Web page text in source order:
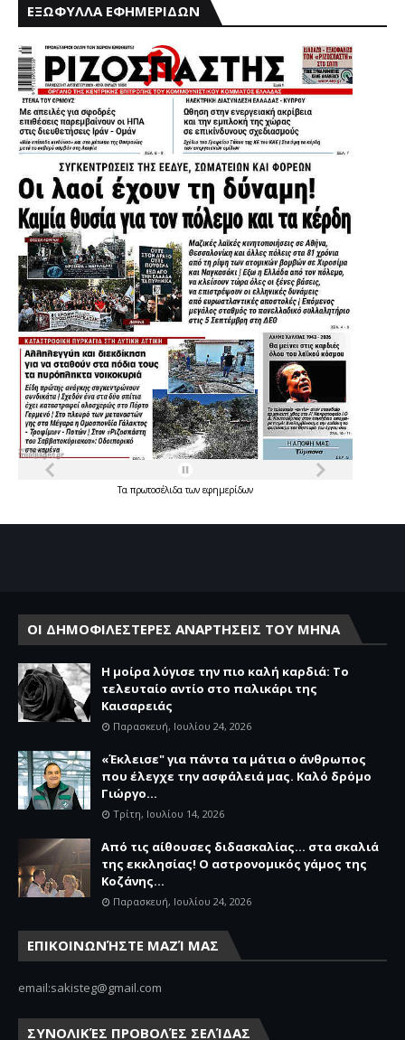
ΕΞΩΦΥΛΛΑ ΕΦΗΜΕΡΙΔΩΝ
Τα πρωτοσέλιδατων εφημερίδων
ΟΙ ΔΗΜΟΦΙΛΕΣΤΕΡΕΣ ΑΝΑΡΤΗΣΕΙΣ ΤΟΥ ΜΗΝΑ
Η μοίρα λύγισε την πιο καλή καρδιά: Το
τελευταίο αντίο στο παλικάρι της
Καισαρειάς
Παρασκευή, Ιουλίου 24, 2026
«Έκλεισε" για πάντα τα μάτια ο άνθρωπος
που έλεγχε την ασφάλειά μας. Καλό δρόμο
Γιώργο...
Τρίτη, Ιουλίου 14, 2026
Από τις αίθουσες διδασκαλίας… στα σκαλιά
της εκκλησίας! Ο αστρονομικός γάμος της
Κοζάνης...
Παρασκευή, Ιουλίου 24, 2026
ΕΠΙΚΟΙΝΩΝΉΣΤΕ ΜΑΖΊ ΜΑΣ
email:sakisteg@gmail.com
ΣΥΝΟΛΙΚΈΣ ΠΡΟΒΟΛΈΣ ΣΕΛΊΔΑΣ